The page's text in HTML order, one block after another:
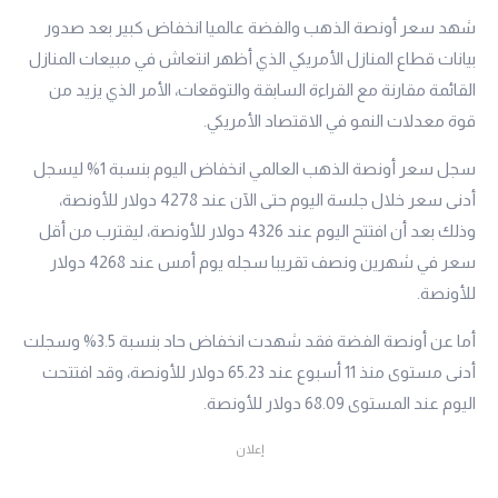
شهد سعر أونصة الذهب والفضة عالميا انخفاض كبير بعد صدور
بيانات قطاع المنازل الأمريكي الذي أظهر انتعاش في مبيعات المنازل
القائمة مقارنة مع القراءة السابقة والتوقعات، الأمر الذي يزيد من
قوة معدلات النمو في الاقتصاد الأمريكي.
سجل سعر أونصة الذهب العالمي انخفاض اليوم بنسبة 1% ليسجل
أدنى سعر خلال جلسة اليوم حتى الآن عند 4278 دولار للأونصة،
وذلك بعد أن افتتح اليوم عند 4326 دولار للأونصة، ليقترب من أقل
سعر في شهرين ونصف تقريبا سجله يوم أمس عند 4268 دولار
للأونصة.
أما عن أونصة الفضة فقد شهدت انخفاض حاد بنسبة 3.5% وسجلت
أدنى مستوى منذ 11 أسبوع عند 65.23 دولار للأونصة، وقد افتتحت
اليوم عند المستوى 68.09 دولار للأونصة.
إعلان